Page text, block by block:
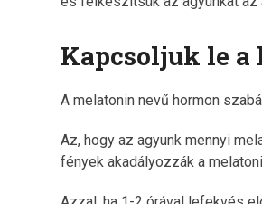
Kapcsoljuk le a
A melatonin nevű hormon
Az, hogy az agyunk mennyi
fények akadályozzák a